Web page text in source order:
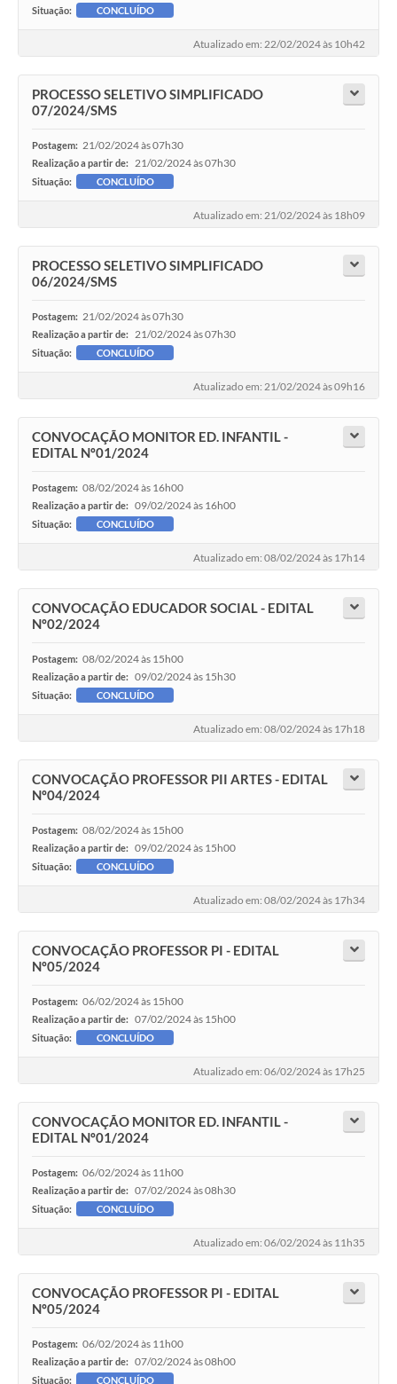
Situação: CONCLUÍDO
Atualizado em: 22/02/2024 às 10h42
PROCESSO SELETIVO SIMPLIFICADO
07/2024/SMS
Postagem: 21/02/2024 às 07h30
Realização a partir de: 21/02/2024 às 07h30
Situação: CONCLUÍDO
Atualizado em: 21/02/2024 às 18h09
PROCESSO SELETIVO SIMPLIFICADO
06/2024/SMS
Postagem: 21/02/2024 às 07h30
Realização a partir de: 21/02/2024 às 07h30
Situação: CONCLUÍDO
Atualizado em: 21/02/2024 às 09h16
CONVOCAÇÃO MONITOR ED. INFANTIL -
EDITAL Nº01/2024
Postagem: 08/02/2024 às 16h00
Realização a partir de: 09/02/2024 às 16h00
Situação: CONCLUÍDO
Atualizado em: 08/02/2024 às 17h14
CONVOCAÇÃO EDUCADOR SOCIAL - EDITAL
Nº02/2024
Postagem: 08/02/2024 às 15h00
Realização a partir de: 09/02/2024 às 15h30
Situação: CONCLUÍDO
Atualizado em: 08/02/2024 às 17h18
CONVOCAÇÃO PROFESSOR PII ARTES - EDITAL
Nº04/2024
Postagem: 08/02/2024 às 15h00
Realização a partir de: 09/02/2024 às 15h00
Situação: CONCLUÍDO
Atualizado em: 08/02/2024 às 17h34
CONVOCAÇÃO PROFESSOR PI - EDITAL
Nº05/2024
Postagem: 06/02/2024 às 15h00
Realização a partir de: 07/02/2024 às 15h00
Situação: CONCLUÍDO
Atualizado em: 06/02/2024 às 17h25
CONVOCAÇÃO MONITOR ED. INFANTIL -
EDITAL Nº01/2024
Postagem: 06/02/2024 às 11h00
Realização a partir de: 07/02/2024 às 08h30
Situação: CONCLUÍDO
Atualizado em: 06/02/2024 às 11h35
CONVOCAÇÃO PROFESSOR PI - EDITAL
Nº05/2024
Postagem: 06/02/2024 às 11h00
Realização a partir de: 07/02/2024 às 08h00
Situação: CONCLUÍDO